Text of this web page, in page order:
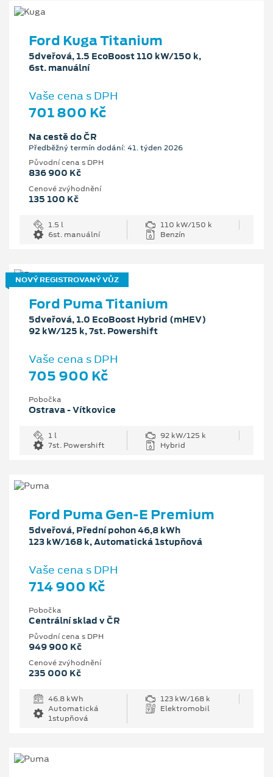
Ford Kuga Titanium
5dveřová, 1.5 EcoBoost 110 kW/150 k,
6st. manuální
Vaše cena s DPH
701 800 Kč
Na cestě do ČR
Předběžný termín dodání: 41. týden 2026
Původní cena s DPH
836 900 Kč
Cenové zvýhodnění
135 100 Kč
1.5 l
110 kW/150 k
6st. manuální
Benzín
NOVÝ REGISTROVANÝ VŮZ
Ford Puma Titanium
5dveřová, 1.0 EcoBoost Hybrid (mHEV)
92 kW/125 k, 7st. Powershift
Vaše cena s DPH
705 900 Kč
Pobočka
Ostrava - Vítkovice
1 l
92 kW/125 k
7st. Powershift
Hybrid
Ford Puma Gen-E Premium
5dveřová, Přední pohon 46,8 kWh
123 kW/168 k, Automatická 1stupňová
Vaše cena s DPH
714 900 Kč
Pobočka
Centrální sklad v ČR
Původní cena s DPH
949 900 Kč
Cenové zvýhodnění
235 000 Kč
46.8 kWh
123 kW/168 k
Automatická
1stupňová
Elektromobil